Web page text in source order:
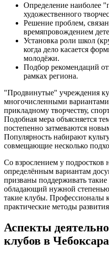
Определение наиболее
художественного
Решение проблем,
времяпровождением
Установка роли школ
когда дело касается
молодёжи.
Подбор рекомендаций
рамках региона.
"Продвинутые" учреждения
многочисленными
прикладному творчеству,
Подобная мера объясняется
постепенно затмеваются
Популярность набирают
совмещающие несколько
Со взрослением у подростков
определённым вариантам
призваны поддерживать
обладающий нужной степенью
такие клубы. Профессионалы
практические методы
Аспекты
клубов в